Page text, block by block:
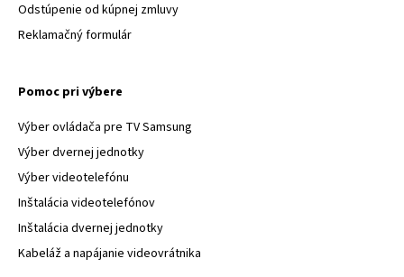
Odstúpenie od kúpnej zmluvy
Reklamačný formulár
Pomoc pri výbere
Výber ovládača pre TV Samsung
Výber dvernej jednotky
Výber videotelefónu
Inštalácia videotelefónov
Inštalácia dvernej jednotky
Kabeláž a napájanie videovrátnika